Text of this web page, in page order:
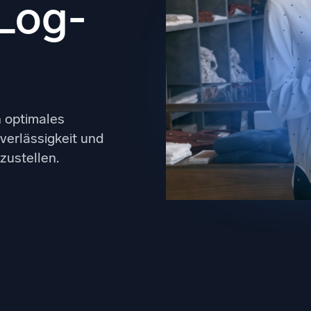
Integrationen Zertifizierungen
optimales
und